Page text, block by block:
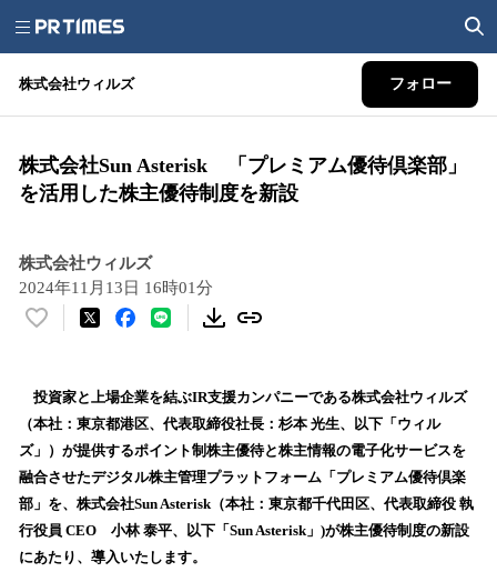
株式会社ウィルズ フォロー
株式会社Sun Asterisk 「プレミアム優待倶楽部」
を活用した株主優待制度を新設
株式会社ウィルズ
2024年11月13日 16時01分
い
！
数
を
読
込
み
中
投資家と上場企業を結ぶIR支援カンパニーである株式会社ウィルズ
（本社：東京都港区、代表取締役社長：杉本 光生、以下「ウィル
ズ」）が提供するポイント制株主優待と株主情報の電子化サービスを
融合させたデジタル株主管理プラットフォーム「プレミアム優待倶楽
部」を、株式会社Sun Asterisk（本社：東京都千代田区、代表取締役 執
行役員 CEO 小林 泰平、以下「Sun Asterisk」)が株主優待制度の新設
にあたり、導入いたします。